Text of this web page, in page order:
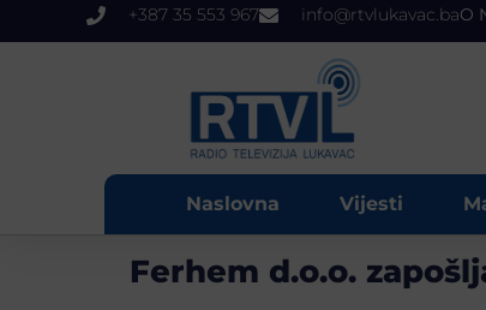
+387 35 553 967 info@rtvlukavac.baO
Naslovna Vijesti
Ferhem d.o.o.